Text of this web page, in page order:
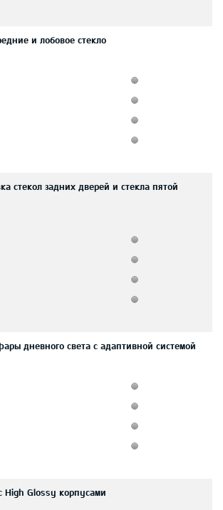
и лобовое стекло
стекол задних дверей и стекла пятой
дневного света с адаптивной системой
High Glossy корпусами